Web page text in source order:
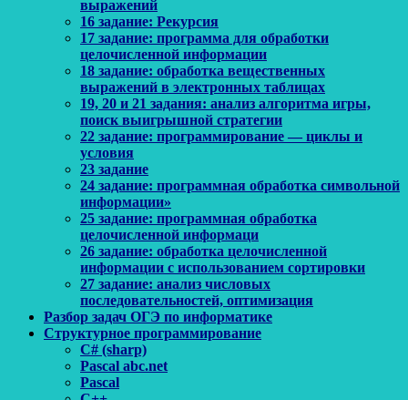
выражений
16 задание: Рекурсия
17 задание: программа для обработки
целочисленной информации
18 задание: обработка вещественных
выражений в электронных таблицах
19, 20 и 21 задания: анализ алгоритма игры,
поиск выигрышной стратегии
22 задание: программирование — циклы и
условия
23 задание
24 задание: программная обработка символьной
информации»
25 задание: программная обработка
целочисленной информаци
26 задание: обработка целочисленной
информации с использованием сортировки
27 задание: анализ числовых
последовательностей, оптимизация
Разбор задач ОГЭ по информатике
Структурное программирование
C# (sharp)
Pascal abc.net
Pascal